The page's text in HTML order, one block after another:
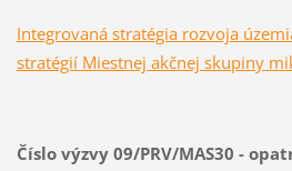
Integrovaná stratégia rozvoja
stratégií Miestnej akčnej skupiny
Číslo výzvy 09/PRV/MAS30 -